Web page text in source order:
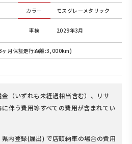
カラー モスグレーメタリック
車検 2029年3月
ヶ月保証走行距離:3,000km)
（いずれも未経過相当含む）、リサ
伴う費用等すべての費用が含まれてい
内登録(届出) で店頭納車の場合の費用